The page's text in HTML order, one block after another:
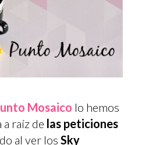
Mosaico lo hemos
raíz de las peticiones
al ver los Sky